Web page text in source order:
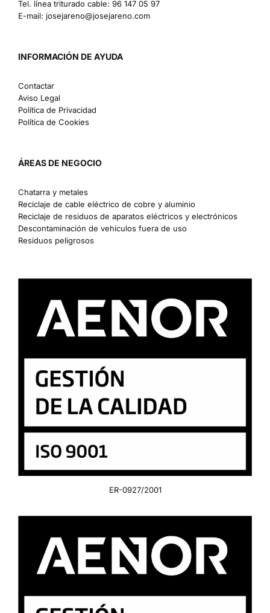
Tel. línea triturado cable: 96 147 05 97
E-mail: josejareno@josejareno.com
INFORMACIÓN DE AYUDA
Contactar
Aviso Legal
Política de Privacidad
Política de Cookies
ÁREAS DE NEGOCIO
Chatarra y metales
Reciclaje de cable eléctrico de cobre y aluminio
Reciclaje de residuos de aparatos eléctricos y electrónicos
Descontaminación de vehículos fuera de uso
Residuos peligrosos
ER-0927/2001